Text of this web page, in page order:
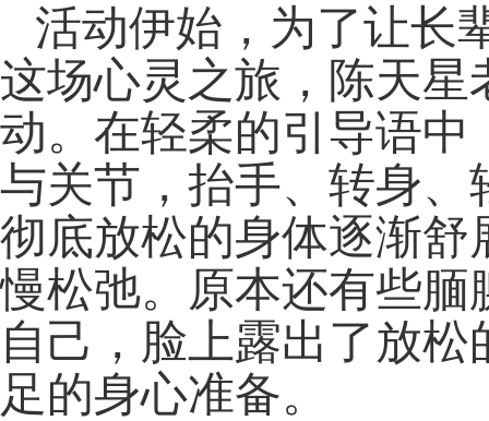
活动伊始，为了让长
这场心灵之旅，陈天
动。在轻柔的引导语
与关节，抬手、转身
彻底放松的身体逐渐
慢松弛。原本还有些
自己，脸上露出了放
足的身心准备。